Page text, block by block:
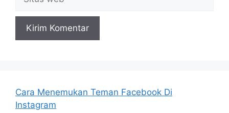
web
Cara Menemukan Teman Facebook Di
Instagram